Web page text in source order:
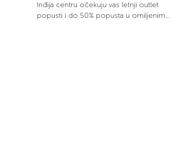
Inđija centru očekuju vas letnji outlet
popusti i do 50% popusta u omiljenim...